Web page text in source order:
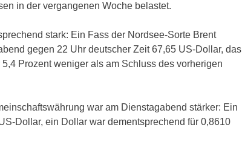
in der vergangenen Woche belastet.
stark: Ein Fass der Nordsee-Sorte Brent
gegen 22 Uhr deutscher Zeit 67,65 US-Dollar, das
Prozent weniger als am Schluss des vorherigen
war am Dienstagabend stärker: Ein
Dollar, ein Dollar war dementsprechend für 0,8610